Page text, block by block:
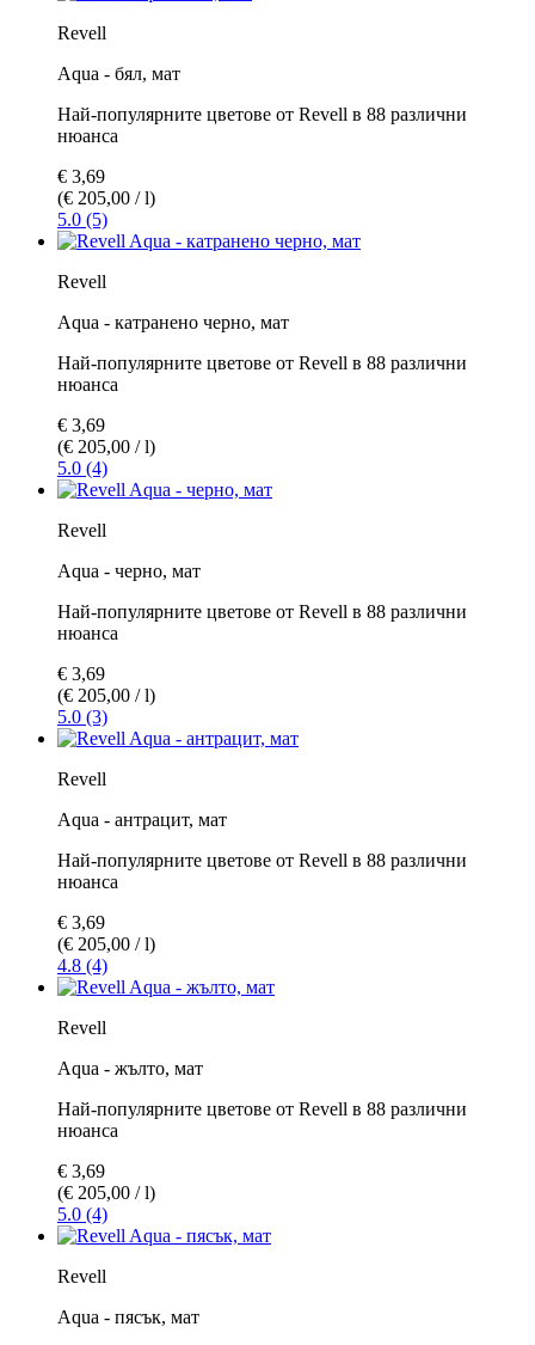
Revell
Aqua - бял, мат
Най-популярните цветове от Revell в 88 различни
нюанса
€ 3,69
(€ 205,00 / l)
5.0 (5)
Revell
Aqua - катранено черно, мат
Най-популярните цветове от Revell в 88 различни
нюанса
€ 3,69
(€ 205,00 / l)
5.0 (4)
Revell
Aqua - черно, мат
Най-популярните цветове от Revell в 88 различни
нюанса
€ 3,69
(€ 205,00 / l)
5.0 (3)
Revell
Aqua - антрацит, мат
Най-популярните цветове от Revell в 88 различни
нюанса
€ 3,69
(€ 205,00 / l)
4.8 (4)
Revell
Aqua - жълто, мат
Най-популярните цветове от Revell в 88 различни
нюанса
€ 3,69
(€ 205,00 / l)
5.0 (4)
Revell
Aqua - пясък, мат